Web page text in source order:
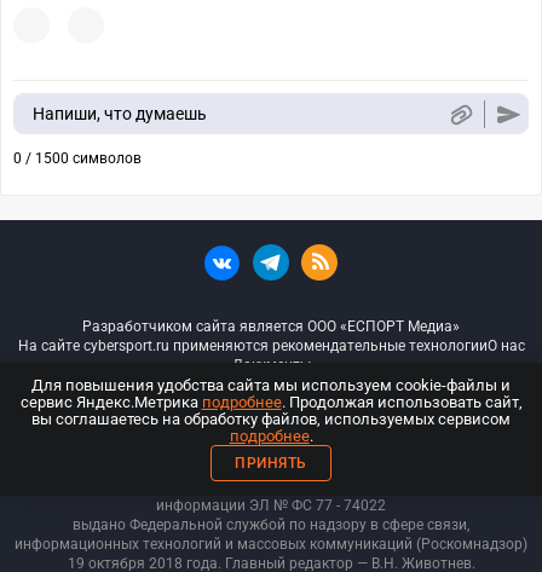
Напиши, что думаешь
0 / 1500 символов
Разработчиком сайта является ООО «ЕСПОРТ Медиа»
На сайте cybersport.ru применяются рекомендательные технологииО нас
Документы
© ООО «Киберспорт.ру» — Все права защищены
18+
ООО «Киберспорт.ру». Свидетельство о регистрации средств массовой
информации ЭЛ № ФС 77 - 74022
выдано Федеральной службой по надзору в сфере связи,
информационных технологий и массовых коммуникаций (Роскомнадзор)
19 октября 2018 года. Главный редактор — В.Н. Животнев.
Для повышения удобства сайта мы используем cookie-файлы и
сервис Яндекс.Метрика подробнее. Продолжая использовать сайт,
вы соглашаетесь на обработку файлов, используемых сервисом
подробнее.
ПРИНЯТЬ